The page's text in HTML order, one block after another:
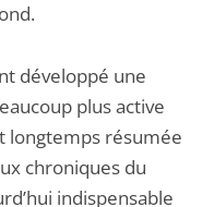
développé une
plus active
longtemps résumée
chroniques du
indispensable